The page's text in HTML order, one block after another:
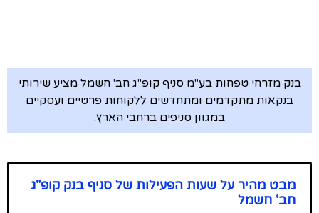
בנק מזרחי טפחות בע"מ סניף קופ"ג חב' חשמל מציע שירותי
בנקאות מתקדמים ומתחדשים ללקוחות פרטיים ועסקיים
במגוון סניפים ברחבי הארץ.
מבט מהיר על שעות הפעילות של סניף בנק קופ"ג
חב' חשמל